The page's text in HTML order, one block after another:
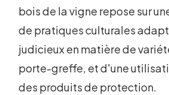
bois de la vigne repose sur
de pratiques culturales
judicieux en matière de
porte-greffe, et d'une
des produits de protection.